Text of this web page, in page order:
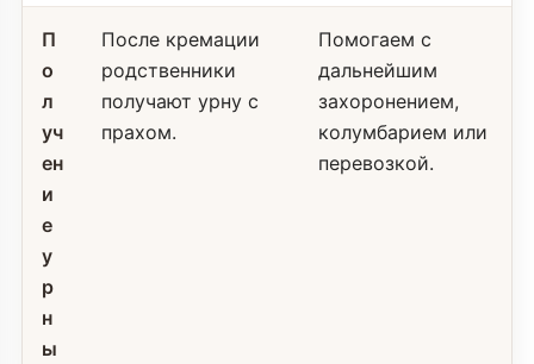
П
о
л
уч
ен
и
е
у
р
н
ы
После кремации
родственники
получают урну с
прахом.
Помогаем с
дальнейшим
захоронением,
колумбарием или
перевозкой.